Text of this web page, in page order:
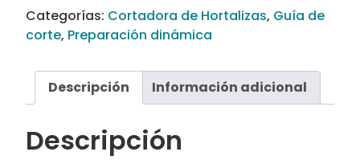
Categorías: Cortadora de Hortalizas, Guía de
corte, Preparación dinámica
Descripción Información adicional
Descripción